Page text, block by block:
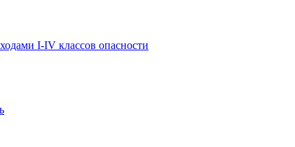
I-IV классов опасности